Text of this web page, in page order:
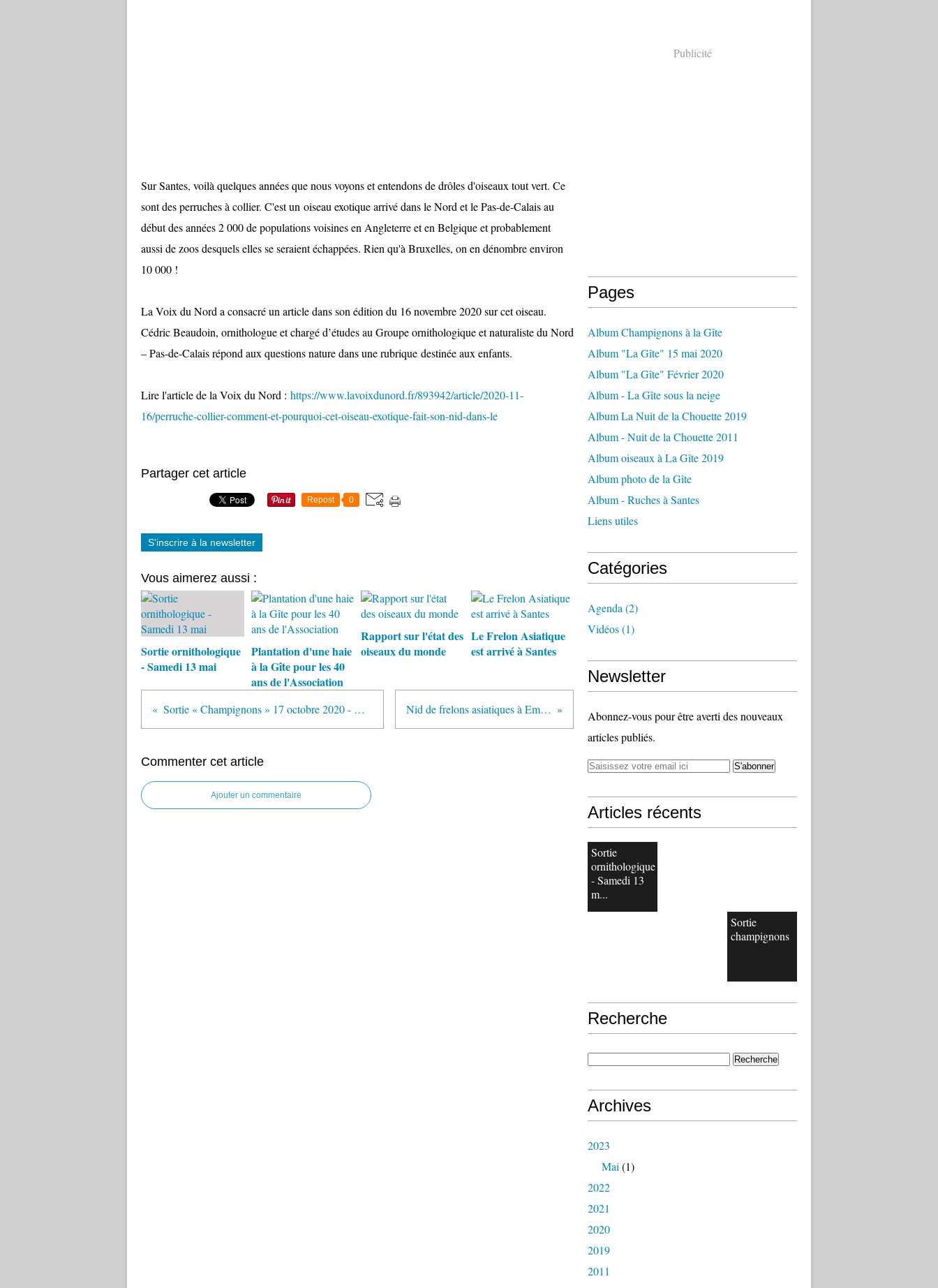
Sur Santes, voilà quelques années que nous voyons et entendons de drôles d'oiseaux tout vert. Ce
sont des perruches à collier. C'est un oiseau exotique arrivé dans le Nord et le Pas-de-Calais au
début des années 2 000 de populations voisines en Angleterre et en Belgique et probablement
aussi de zoos desquels elles se seraient échappées. Rien qu'à Bruxelles, on en dénombre environ
10 000 !
La Voix du Nord a consacré un article dans son édition du 16 novembre 2020 sur cet oiseau.
Cédric Beaudoin, ornithologue et chargé d’études au Groupe ornithologique et naturaliste du Nord
– Pas-de-Calais répond aux questions nature dans une rubrique destinée aux enfants.
Lire l'article de la Voix du Nord : https://www.lavoixdunord.fr/893942/article/2020-11-
16/perruche-collier-comment-et-pourquoi-cet-oiseau-exotique-fait-son-nid-dans-le
Partager cet article
Repost 0
S'inscrire à la newsletter
Vous aimerez aussi :
Sortie ornithologique
- Samedi 13 mai
Plantation d'une haie
à la Gîte pour les 40
ans de l'Association
Rapport sur l'état des
oiseaux du monde
Le Frelon Asiatique
est arrivé à Santes
Sortie « Champignons » 17 octobre 2020 - Complet Nid de frelons asiatiques à Emmerin
Commenter cet article
Ajouter un commentaire
Publicité
Pages
Album Champignons à la Gîte
Album "La Gîte" 15 mai 2020
Album "La Gîte" Février 2020
Album - La Gîte sous la neige
Album La Nuit de la Chouette 2019
Album - Nuit de la Chouette 2011
Album oiseaux à La Gîte 2019
Album photo de la Gîte
Album - Ruches à Santes
Liens utiles
Catégories
Agenda (2)
Vidéos(1)
Newsletter
Abonnez-vous pour être averti des nouveaux
articles publiés.
Articles récents
Sortie
ornithologique
- Samedi 13
m...
Sortie
champignons
Recherche
Archives
2023
Mai (1)
2022
2021
2020
2019
2011